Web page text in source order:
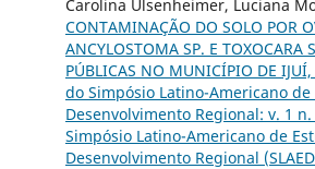
Carolina Ulsenheimer, Luciana
CONTAMINAÇÃO DO SOLO POR
ANCYLOSTOMA SP. E TOXOCARA
PÚBLICAS NO MUNICÍPIO DE IJUÍ,
do Simpósio Latino-Americano de
Desenvolvimento Regional: v. 1
Simpósio Latino-Americano de
Desenvolvimento Regional